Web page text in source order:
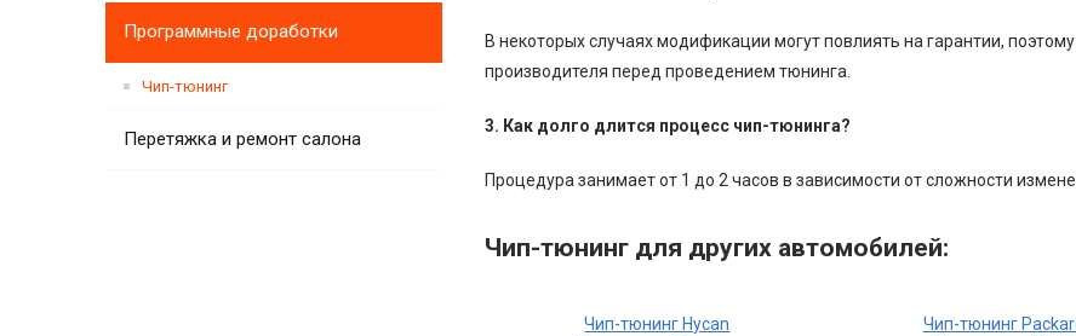
Программные доработки
Чип-тюнинг
Перетяжка и ремонт салона
В некоторых случаях модификации могут повлиять на гарантии,
производителя перед проведением тюнинга.
3. Как долго длится процесс чип-тюнинга?
Процедура занимает от 1 до 2 часов в зависимости от сложности
Чип-тюнинг для других автомобилей:
Чип-тюнинг Hycan Чип-тюнинг